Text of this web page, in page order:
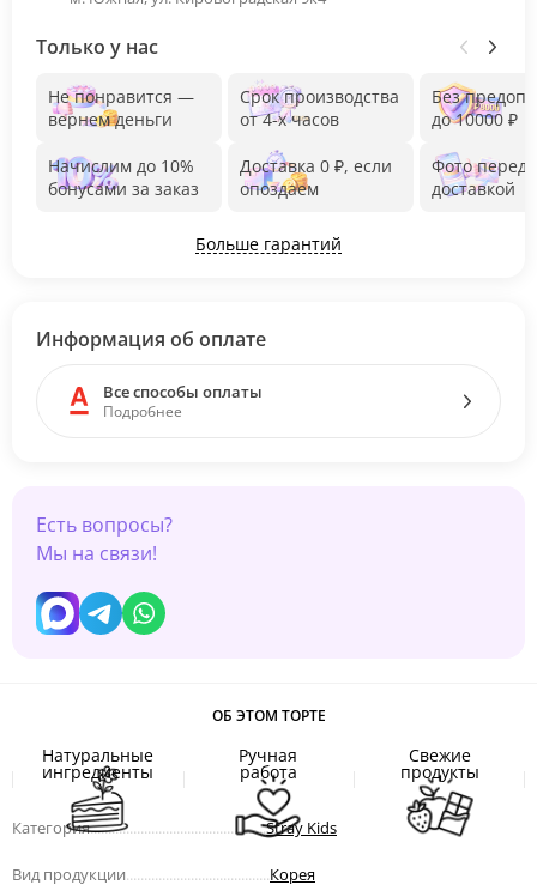
Только у нас
Не понравится —
вернем деньги
Начислим до 10%
бонусами за заказ
Срок производства
от 4-х часов
Доставка 0 ₽, если
опоздаем
Без
до 10000 ₽
Фото перед
доставкой
Больше гарантий
Информация об оплате
Все способы оплаты
Подробнее
Есть вопросы?
Мы на связи!
ОБ ЭТОМ ТОРТЕ
Натуральные
ингредиенты
Ручная
работа
Свежие
продукты
Категория.................................................Stray Kids
Вид продукции Корея